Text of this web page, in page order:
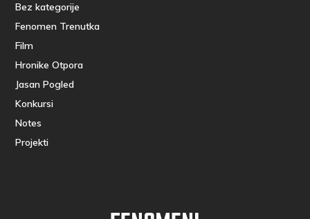
Bez kategorije
Fenomen Trenutka
Film
Hronike Otpora
Jasan Pogled
Konkursi
Notes
Projekti